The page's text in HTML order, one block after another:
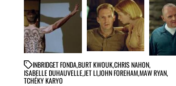
INBRIDGET FONDA,BURT KWOUK,CHRIS NAHON,
ISABELLE DUHAUVELLE,JET LI,JOHN FOREHAM,MAW RYAN,
TCHÉKY KARYO